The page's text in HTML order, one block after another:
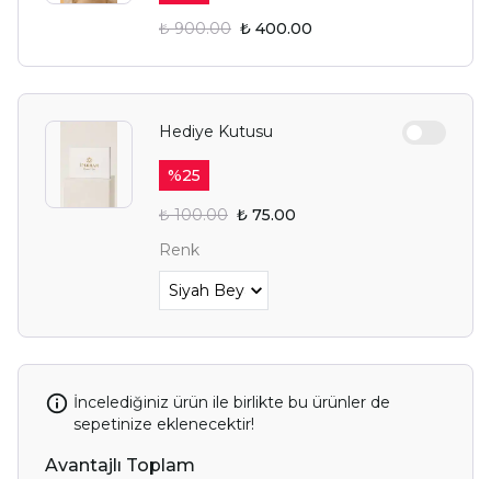
₺ 900.00 ₺ 400.00
Hediye Kutusu
%25
₺ 100.00 ₺ 75.00
Renk
İncelediğiniz ürün ile birlikte bu ürünler de
sepetinize eklenecektir!
Avantajlı Toplam